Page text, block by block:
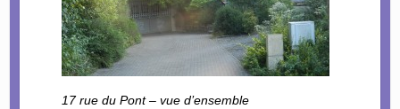
17 rue du Pont – vue d’ensemble